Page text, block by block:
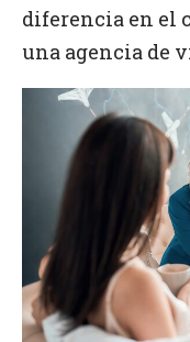
diferencia en el
una agencia de